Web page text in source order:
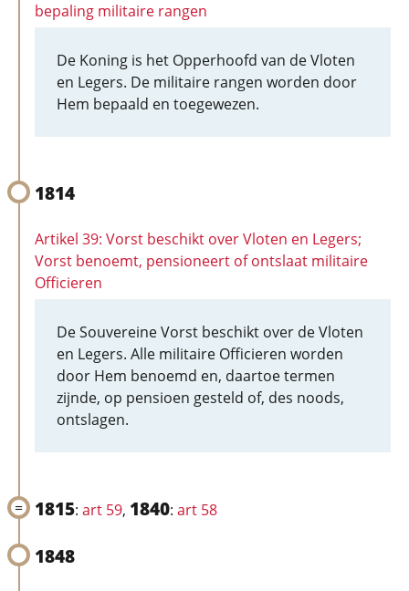
bepaling militaire rangen
De Koning is het Opperhoofd van de Vloten
en Legers. De militaire rangen worden door
Hem bepaald en toegewezen.
1814
Artikel 39: Vorst beschikt over Vloten en Legers;
Vorst benoemt, pensioneert of ontslaat militaire
Officieren
De Souvereine Vorst beschikt over de Vloten
en Legers. Alle militaire Officieren worden
door Hem benoemd en, daartoe termen
zijnde, op pensioen gesteld of, des noods,
ontslagen.
1815: art 59, 1840: art 58
1848